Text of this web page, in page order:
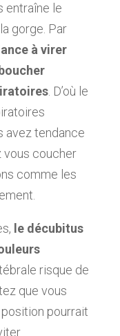
entraîne le
gorge. Par
à virer
boucher
. D’où le
avez tendance
vous coucher
comme les
le décubitus
risque de
que vous
pourrait